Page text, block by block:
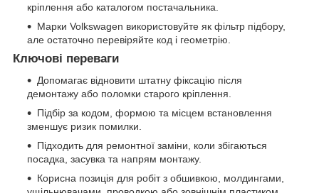
кріплення або каталогом постачальника.
Марки Volkswagen використовуйте як фільтр підбору,
але остаточно перевіряйте код і геометрію.
Ключові переваги
Допомагає відновити штатну фіксацію після
демонтажу або поломки старого кріплення.
Підбір за кодом, формою та місцем встановлення
зменшує ризик помилки.
Підходить для ремонтної заміни, коли збігаються
посадка, засувка та напрям монтажу.
Корисна позиція для робіт з обшивкою, молдингами,